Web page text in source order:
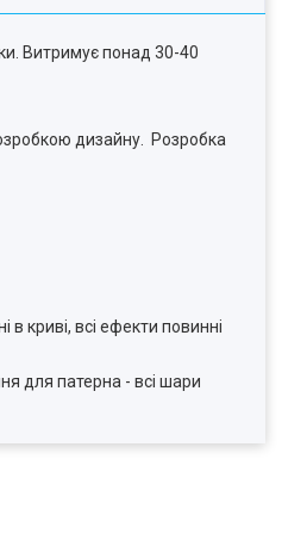
Витримує понад 30-40
дизайну. Розробка
криві, всі ефекти повинні
для патерна - всі шари